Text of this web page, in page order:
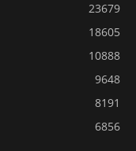
23679
18605
10888
9648
8191
6856